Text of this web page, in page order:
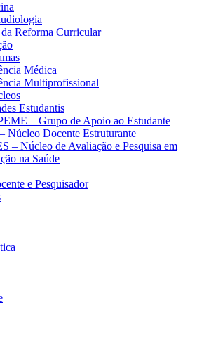
Reforma Curricular
Médica
Multiprofissional
Estudantis
– Grupo de Apoio ao Estudante
Núcleo Docente Estruturante
– Núcleo de Avaliação e Pesquisa em
na Saúde
e Pesquisador